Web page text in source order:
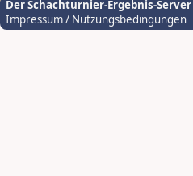
Der Schachturnier-Ergebnis-Server
Impressum / Nutzungsbedingungen